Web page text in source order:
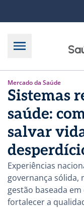
Mercado da Saúde
Sistemas
saúde:
salvar
Experiências
governança sólida,
gestão baseada
fortalecer a